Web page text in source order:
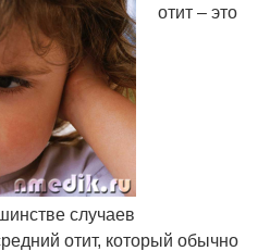
отит – это
случаев
отит, который обычно